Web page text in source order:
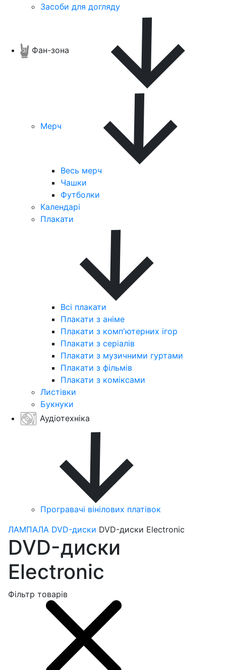
Засоби для догляду
Фан-зона
Мерч
Весь мерч
Чашки
Футболки
Календарі
Плакати
Всі плакати
Плакати з аніме
Плакати з комп'ютерних ігор
Плакати з серіалів
Плакати з музичними гуртами
Плакати з фільмів
Плакати з коміксами
Листівки
Букнуки
Аудіотехніка
Програвачі вінілових платівок
ЛАМПАЛА DVD-диски DVD-диски Electronic
DVD-диски
Electronic
Фільтр товарів